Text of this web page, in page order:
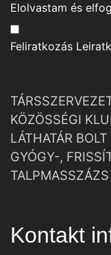
Elolvastam és
Feliratkozás
KÖZÖSSÉGI
LÁTHATÁR
GYÓGY-,
TALPMASSZÁZS
Kontakt